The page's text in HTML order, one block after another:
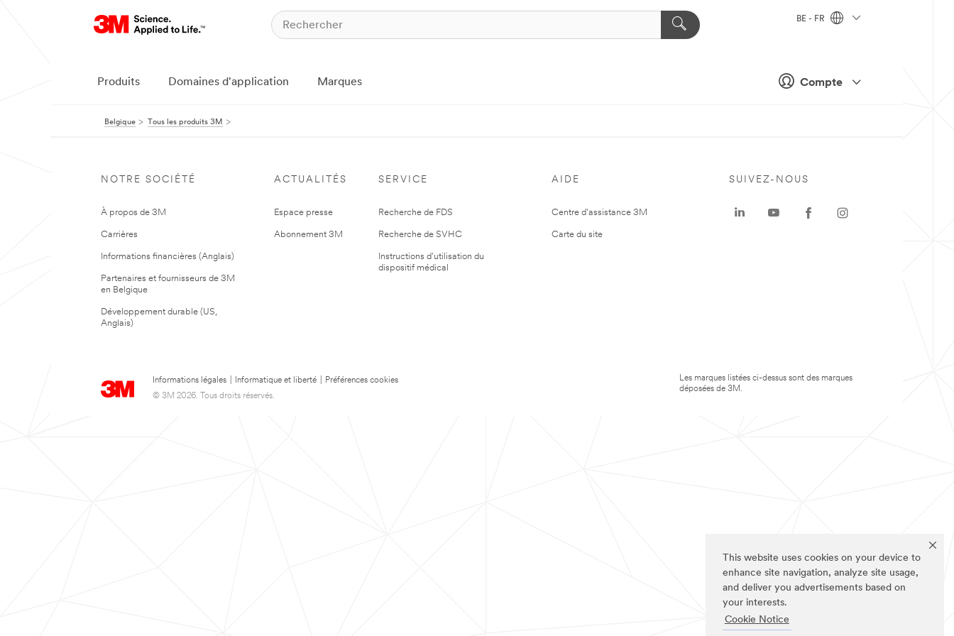
This website uses cookies on your device to
enhance site navigation, analyze site usage,
and deliver you advertisements based on
your interests.
Cookie Notice
Compte
BE - FR
Produits Domaines d'application Marques
Belgique Tous les produits 3M
NOTRE SOCIÉTÉ
À propos de 3M
Carrières
Informations financières (Anglais)
Partenaires et fournisseurs de 3M
en Belgique
Développement durable (US,
Anglais)
ACTUALITÉS
Espace presse
Abonnement 3M
SERVICE
Recherche de FDS
Recherche de SVHC
Instructions d'utilisation du
dispositif médical
AIDE
Centre d'assistance 3M
Carte du site
Informations légales Informatique et liberté
Préférences cookies
© 3M 2026. Tous droits réservés.
SUIVEZ-NOUS
Les marques listées ci-dessus sont des marques
déposées de 3M.